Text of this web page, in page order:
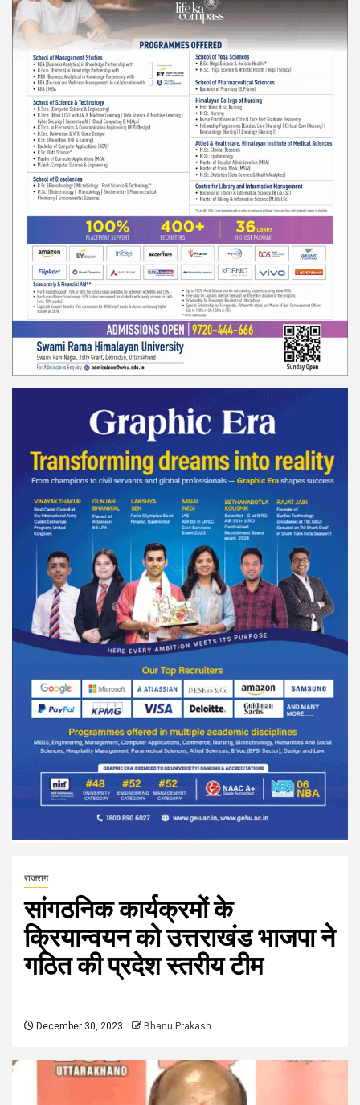
राजराग
सांगठनिक कार्यक्रमों के
क्रियान्वयन को उत्तराखंड भाजपा ने
गठित की प्रदेश स्तरीय टीम
December 30, 2023 Bhanu Prakash